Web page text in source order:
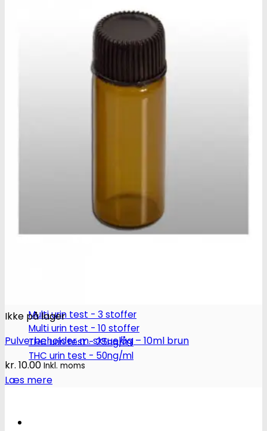
Opiater renhedstest
Robadope tests
Multi urin test - 3 stoffer
Multi urin test - 10 stoffer
THC urin test - 25ng/ml
THC urin test - 50ng/ml
Ikke på lager
Pulverbeholder m. skruelåg – 10ml brun
kr. 10.00 Inkl. moms
Læs mere